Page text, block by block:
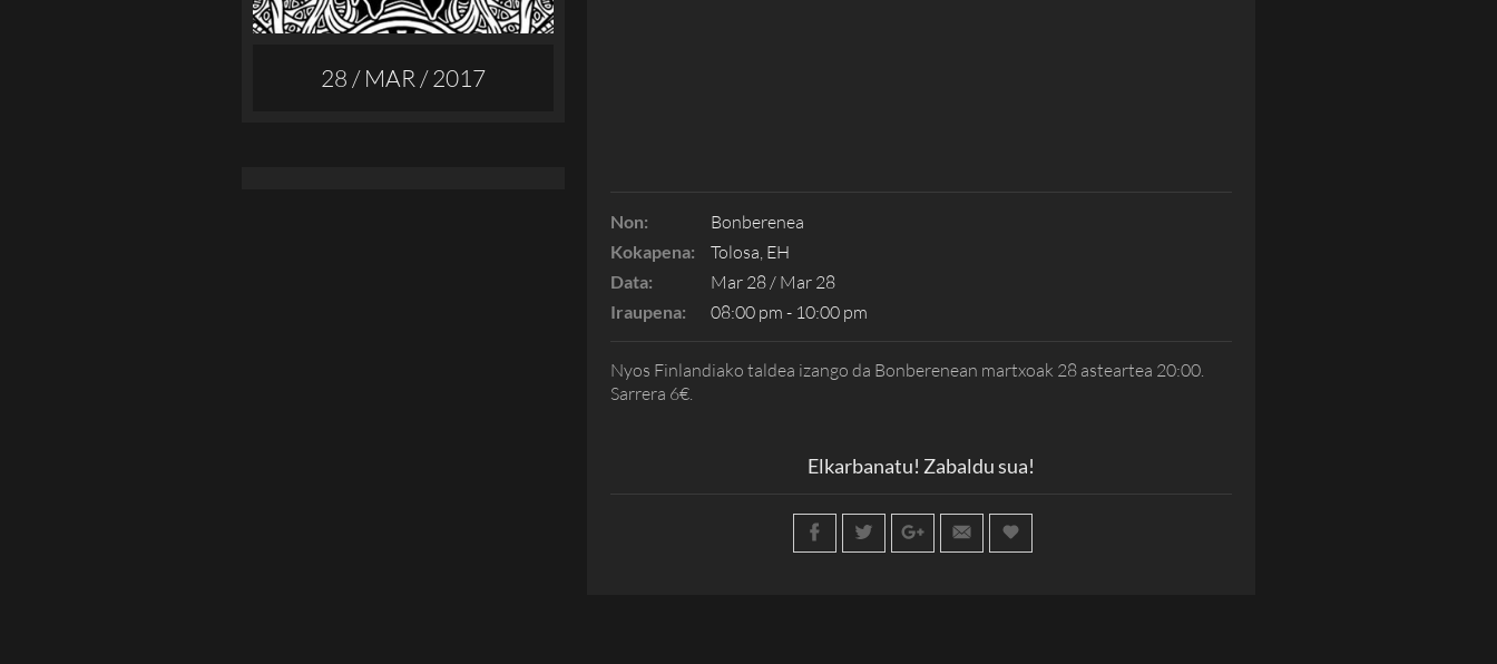
28 / MAR / 2017
Non: Bonberenea
Kokapena: Tolosa, EH
Data: Mar 28 / Mar 28
Iraupena: 08:00 pm - 10:00 pm
Nyos Finlandiako taldea izango da Bonberenean martxoak 28 asteartea 20:00.
Sarrera 6€.
Elkarbanatu! Zabaldu sua!